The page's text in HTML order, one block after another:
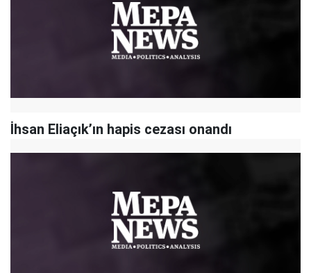
İhsan Eliaçık’ın hapis cezası onandı